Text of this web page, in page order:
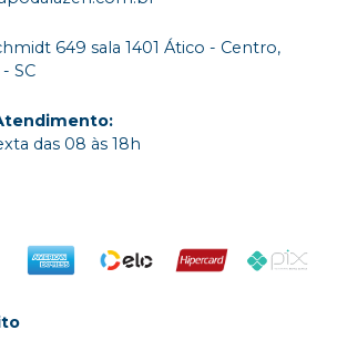
649 sala 1401 Ático - Centro,
SC
:
das 08 às 18h